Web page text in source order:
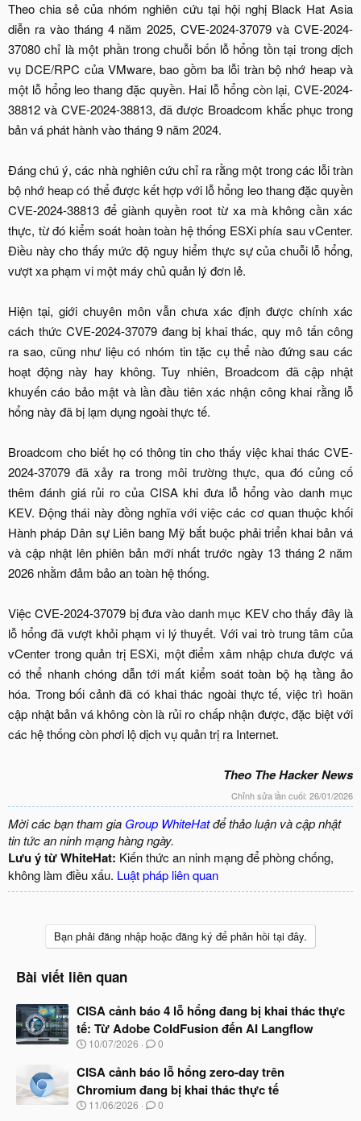
Theo chia sẻ của nhóm nghiên cứu tại hội nghị Black Hat Asia
diễn ra vào tháng 4 năm 2025, CVE-2024-37079 và CVE-2024-
37080 chỉ là một phần trong chuỗi bốn lỗ hổng tồn tại trong dịch
vụ DCE/RPC của VMware, bao gồm ba lỗi tràn bộ nhớ heap và
một lỗ hổng leo thang đặc quyền. Hai lỗ hổng còn lại, CVE-2024-
38812 và CVE-2024-38813, đã được Broadcom khắc phục trong
bản vá phát hành vào tháng 9 năm 2024.
Đáng chú ý, các nhà nghiên cứu chỉ ra rằng một trong các lỗi tràn
bộ nhớ heap có thể được kết hợp với lỗ hổng leo thang đặc quyền
CVE-2024-38813 để giành quyền root từ xa mà không cần xác
thực, từ đó kiểm soát hoàn toàn hệ thống ESXi phía sau vCenter.
Điều này cho thấy mức độ nguy hiểm thực sự của chuỗi lỗ hổng,
vượt xa phạm vi một máy chủ quản lý đơn lẻ.
Hiện tại, giới chuyên môn vẫn chưa xác định được chính xác
cách thức CVE-2024-37079 đang bị khai thác, quy mô tấn công
ra sao, cũng như liệu có nhóm tin tặc cụ thể nào đứng sau các
hoạt động này hay không. Tuy nhiên, Broadcom đã cập nhật
khuyến cáo bảo mật và lần đầu tiên xác nhận công khai rằng lỗ
hổng này đã bị lạm dụng ngoài thực tế.
Broadcom cho biết họ có thông tin cho thấy việc khai thác CVE-
2024-37079 đã xảy ra trong môi trường thực, qua đó củng cố
thêm đánh giá rủi ro của CISA khi đưa lỗ hổng vào danh mục
KEV. Động thái này đồng nghĩa với việc các cơ quan thuộc khối
Hành pháp Dân sự Liên bang Mỹ bắt buộc phải triển khai bản vá
và cập nhật lên phiên bản mới nhất trước ngày 13 tháng 2 năm
2026 nhằm đảm bảo an toàn hệ thống.
Việc CVE-2024-37079 bị đưa vào danh mục KEV cho thấy đây là
lỗ hổng đã vượt khỏi phạm vi lý thuyết. Với vai trò trung tâm của
vCenter trong quản trị ESXi, một điểm xâm nhập chưa được vá
có thể nhanh chóng dẫn tới mất kiểm soát toàn bộ hạ tầng ảo
hóa. Trong bối cảnh đã có khai thác ngoài thực tế, việc trì hoãn
cập nhật bản vá không còn là rủi ro chấp nhận được, đặc biệt với
các hệ thống còn phơi lộ dịch vụ quản trị ra Internet.
Theo The Hacker News
Chỉnh sửa lần cuối: 26/01/2026
Mời các bạn tham gia Group WhiteHatđể thảo luận và cập nhật
tin tức an ninh mạng hàng ngày.
Lưu ý từ WhiteHat: Kiến thức an ninh mạng để phòng chống,
không làm điều xấu. Luật pháp liên quan
Bạn phải đăng nhập hoặc đăng ký để phản hồi tại đây.
Bài viết liên quan
CISA cảnh báo 4 lỗ hổng đang bị khai thác thực
tế: Từ Adobe ColdFusion đến AI Langflow
N
à
y
b
ắ
10/07/2026 0
CISA cảnh báo lỗ hổng zero-day trên
Chromium đang bị khai thác thực tế
N11/06/2026 0